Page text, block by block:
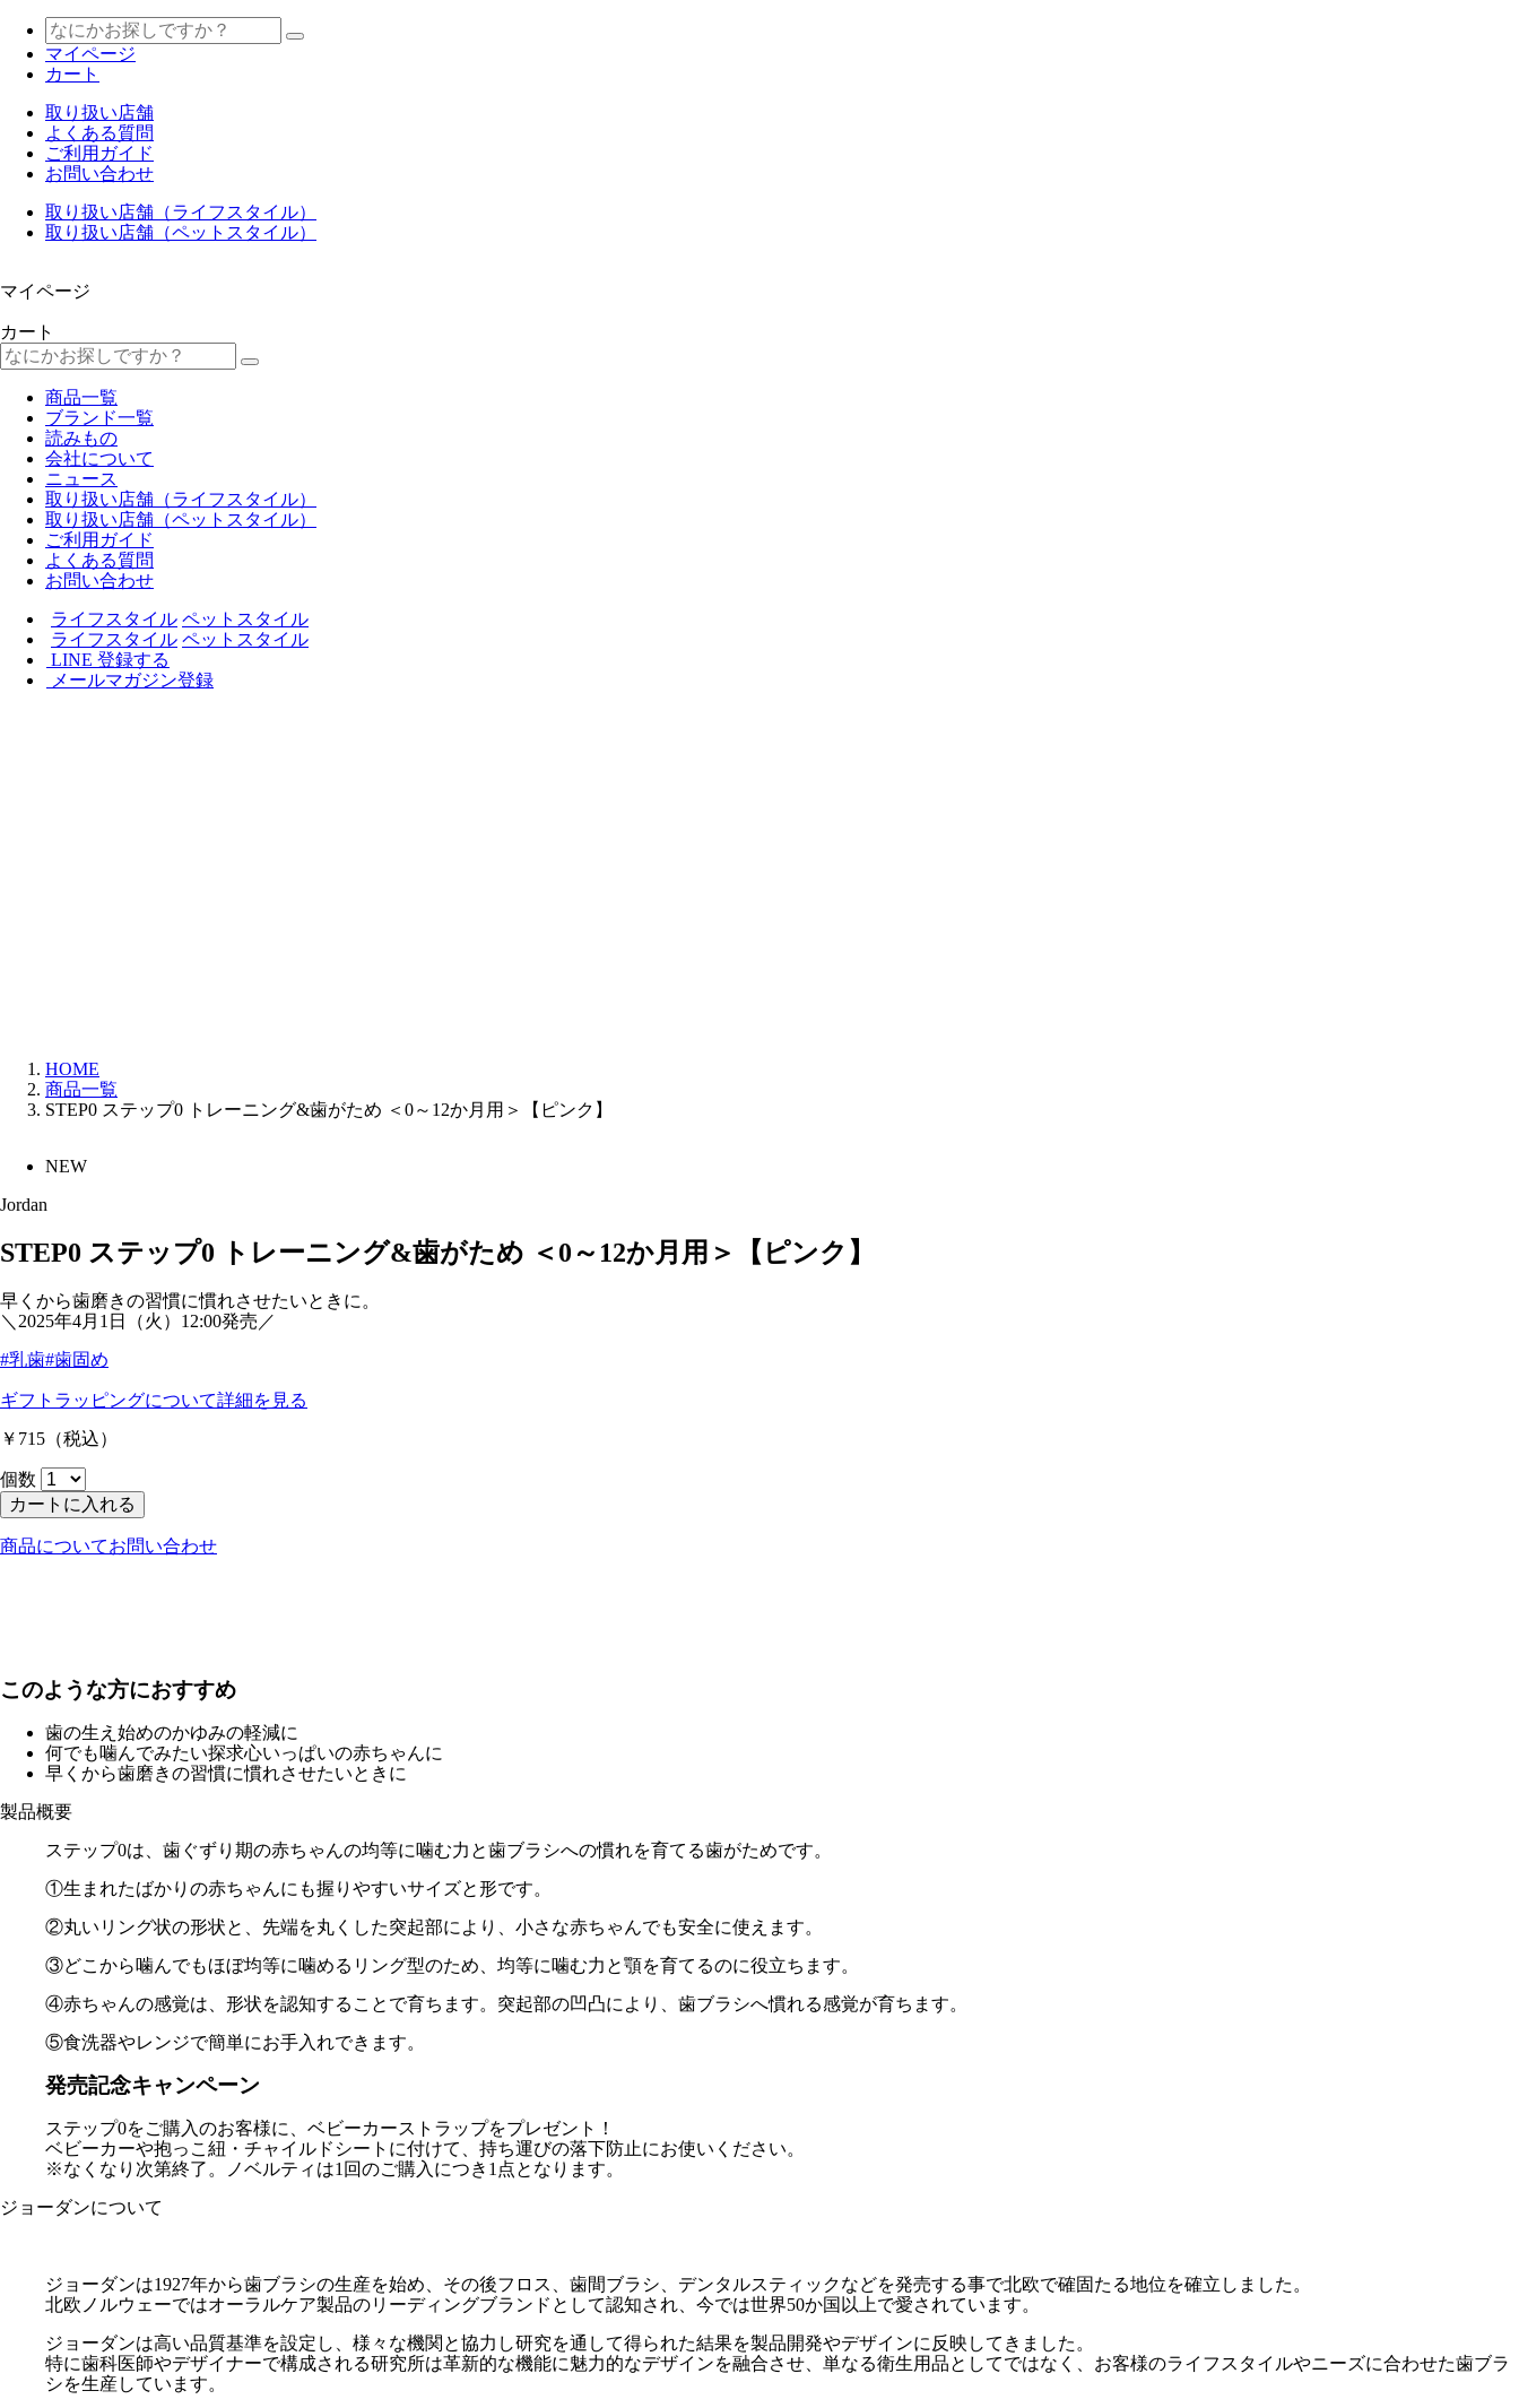
マイページ
カート
取り扱い店舗
よくある質問
ご利用ガイド
お問い合わせ
取り扱い店舗（ライフスタイル）
取り扱い店舗（ペットスタイル）
マイページ
カート
商品一覧
ブランド一覧
読みもの
会社について
ニュース
取り扱い店舗（ライフスタイル）
取り扱い店舗（ペットスタイル）
ご利用ガイド
よくある質問
お問い合わせ
ライフスタイル ペットスタイル
ライフスタイル ペットスタイル
LINE 登録する
メールマガジン登録
HOME
商品一覧
STEP0 ステップ0 トレーニング&歯がため ＜0～12か月用＞【ピンク】
NEW
Jordan
STEP0 ステップ0 トレーニング&歯がため ＜0～12か月用＞【ピンク】
早くから歯磨きの習慣に慣れさせたいときに。
＼2025年4月1日（火）12:00発売／
#乳歯#歯固め
ギフトラッピングについて詳細を見る
￥715 （税込）
個数
カートに入れる
商品についてお問い合わせ
このような方におすすめ
歯の生え始めのかゆみの軽減に
何でも噛んでみたい探求心いっぱいの赤ちゃんに
早くから歯磨きの習慣に慣れさせたいときに
製品概要
ステップ0は、歯ぐずり期の赤ちゃんの均等に噛む力と歯ブラシへの慣れを育てる歯がためです。
①生まれたばかりの赤ちゃんにも握りやすいサイズと形です。
②丸いリング状の形状と、先端を丸くした突起部により、小さな赤ちゃんでも安全に使えます。
③どこから噛んでもほぼ均等に噛めるリング型のため、均等に噛む力と顎を育てるのに役立ちます。
④赤ちゃんの感覚は、形状を認知することで育ちます。突起部の凹凸により、歯ブラシへ慣れる感覚が育ちます。
⑤食洗器やレンジで簡単にお手入れできます。
発売記念キャンペーン
ステップ0をご購入のお客様に、ベビーカーストラップをプレゼント！
ベビーカーや抱っこ紐・チャイルドシートに付けて、持ち運びの落下防止にお使いください。
※なくなり次第終了。ノベルティは1回のご購入につき1点となります。
ジョーダンについて
ジョーダンは1927年から歯ブラシの生産を始め、その後フロス、歯間ブラシ、デンタルスティックなどを発売する事で北欧で確固たる地位を確立しました。
北欧ノルウェーではオーラルケア製品のリーディングブランドとして認知され、今では世界50か国以上で愛されています。
ジョーダンは高い品質基準を設定し、様々な機関と協力し研究を通して得られた結果を製品開発やデザインに反映してきました。
特に歯科医師やデザイナーで構成される研究所は革新的な機能に魅力的なデザインを融合させ、単なる衛生用品としてではなく、お客様のライフスタイルやニーズに合わせた歯ブラ
シを生産しています。